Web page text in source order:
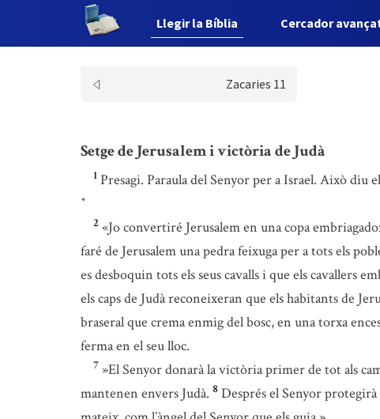
Llegir la Bíblia Cercador
Zacaries 11
Setge de Jerusalem i victòria de Judà
1 Presagi. Paraula del Senyor per a Israel. Això diu
*
2 «Jo convertiré Jerusalem en una copa
faré de Jerusalem una pedra feixuga per a tots els
es desboquin tots els seus cavalls i que els cavallers
els caps de Judà reconeixeran que els habitants de
braseral que crema enmig del bosc, en una torxa
ferma en el seu lloc.
7 »El Senyor donarà la victòria primer de tot als
mantenen envers Judà. 8 Després el Senyor